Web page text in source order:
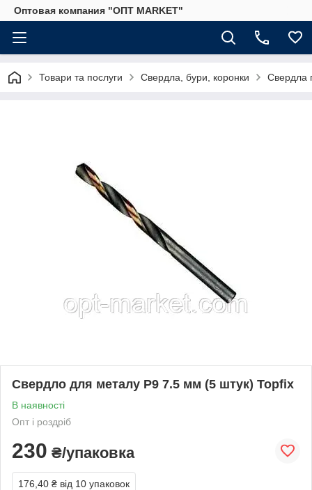
Оптовая компания "ОПТ MARKET"
Товари та послуги Свердла, бури, коронки Свердла
Свердло для металу Р9 7.5 мм (5 штук) Topfix
В наявності
Опт і роздріб
230 ₴/упаковка
176,40 ₴ від 10 упаковок